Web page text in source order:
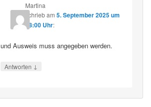
Martina
schriebam 5. September 2025 um
18:00 Uhr:
und Ausweis muss angegeben werden.
Antworten ↓